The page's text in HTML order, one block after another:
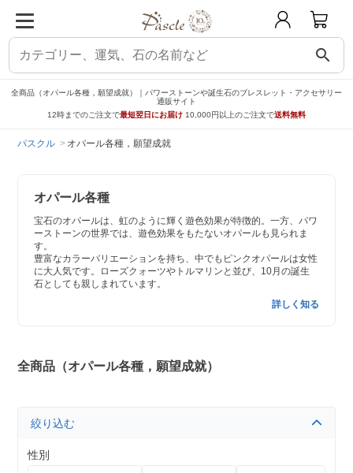
search
全商品（オパール各種，願望成就）｜パワーストーンや誕生石のブレスレット・アクセサリー
通販サイト
12時までのご注文で最短翌日にお届け 10,000円以上のご注文で送料無料
パスクル オパール各種，願望成就
オパール各種
宝石のオパールは、虹のように輝く遊色効果が特徴的。一方、パワ
ーストーンの世界では、遊色効果をもたないオパールも見られま
す。
豊富なカラーバリエーションを持ち、中でもピンクオパールは女性
に大人気です。ローズクォーツやトルマリンと並び、10月の誕生
石としても親しまれています。
詳しく知る
全商品（オパール各種，願望成就）
絞り込む
性別